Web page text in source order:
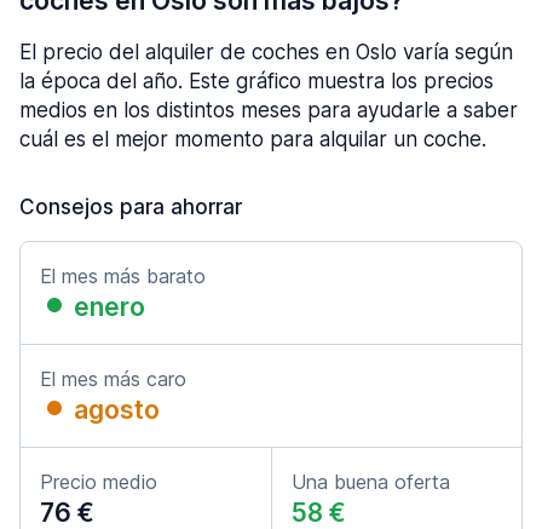
El precio del alquiler de coches en Oslo varía según
la época del año. Este gráfico muestra los precios
medios en los distintos meses para ayudarle a saber
cuál es el mejor momento para alquilar un coche.
Consejos para ahorrar
El mes más barato
enero
El mes más caro
agosto
Precio medio
76 €
Una buena oferta
58 €